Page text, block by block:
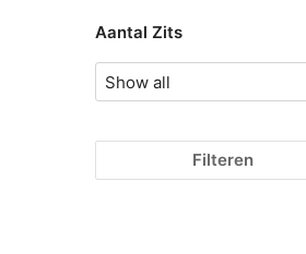
Aantal Zits
Filteren